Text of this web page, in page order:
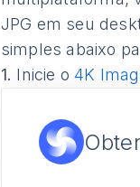
JPG em seu
simples abaixo
1. Inicie o4K